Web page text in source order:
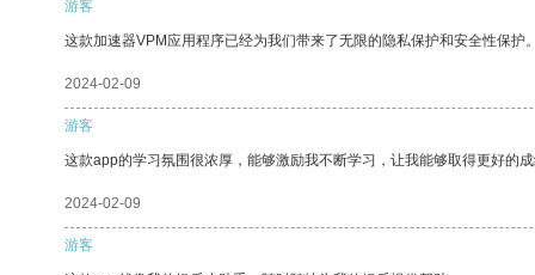
游客
这款加速器VPM应用程序已经为我们带来了无限的隐私保护和安全性保护
2024-02-09
游客
这款app的学习氛围很浓厚，能够激励我不断学习，让我能够取得更好的
2024-02-09
游客